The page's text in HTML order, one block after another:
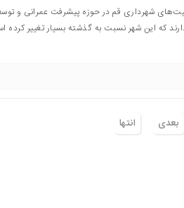
شهرداری قم در حوزه پیشرفت عمرانی و
که این شهر نسبت به گذشته بسیار تغییر کرده
بعدی انتها